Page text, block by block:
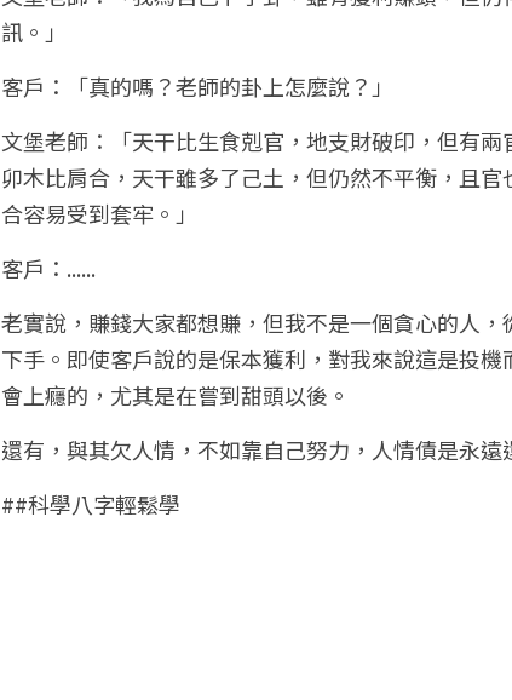
訊。」
客戶：「真的嗎？老師的卦上怎麼說？」
文堡老師：「天干比生食剋官，地支財破印，但有
卯木比肩合，天干雖多了己土，但仍然不平衡，且
合容易受到套牢。」
客戶：......
老實說，賺錢大家都想賺，但我不是一個貪心的人
下手。即使客戶說的是保本獲利，對我來說這是投
會上癮的，尤其是在嘗到甜頭以後。
還有，與其欠人情，不如靠自己努力，人情債是永遠
##科學八字輕鬆學